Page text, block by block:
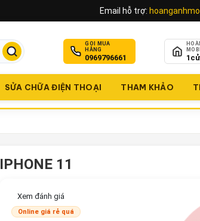
Email hỗ trợ:
GỌI MUA
HÀNG
0969796661 1
SỬA CHỮA ĐIỆN THOẠI THAM KHẢO
IPHONE 11
Xem đánh giá
Online giá rẻ quá